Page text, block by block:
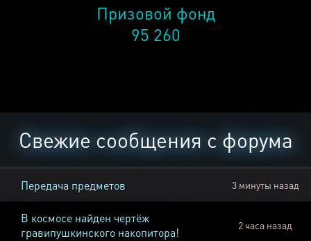
Призовой фонд
95 260
Свежие сообщения с форума
Передача предметов 3 минуты назад
В космосе найден чертёж
гравипушкинского накопитора!
2 часа назад